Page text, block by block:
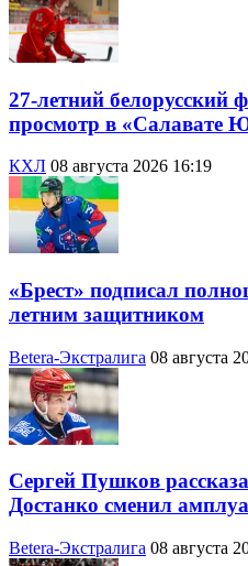
27-летний белорусский
просмотр в «Салавате
КХЛ 08 августа 2026 16:19
«Брест» подписал
летним защитником
Betera-Экстралига 08 августа
Сергей Пушков
Достанко сменил амплуа
Betera-Экстралига 08 августа